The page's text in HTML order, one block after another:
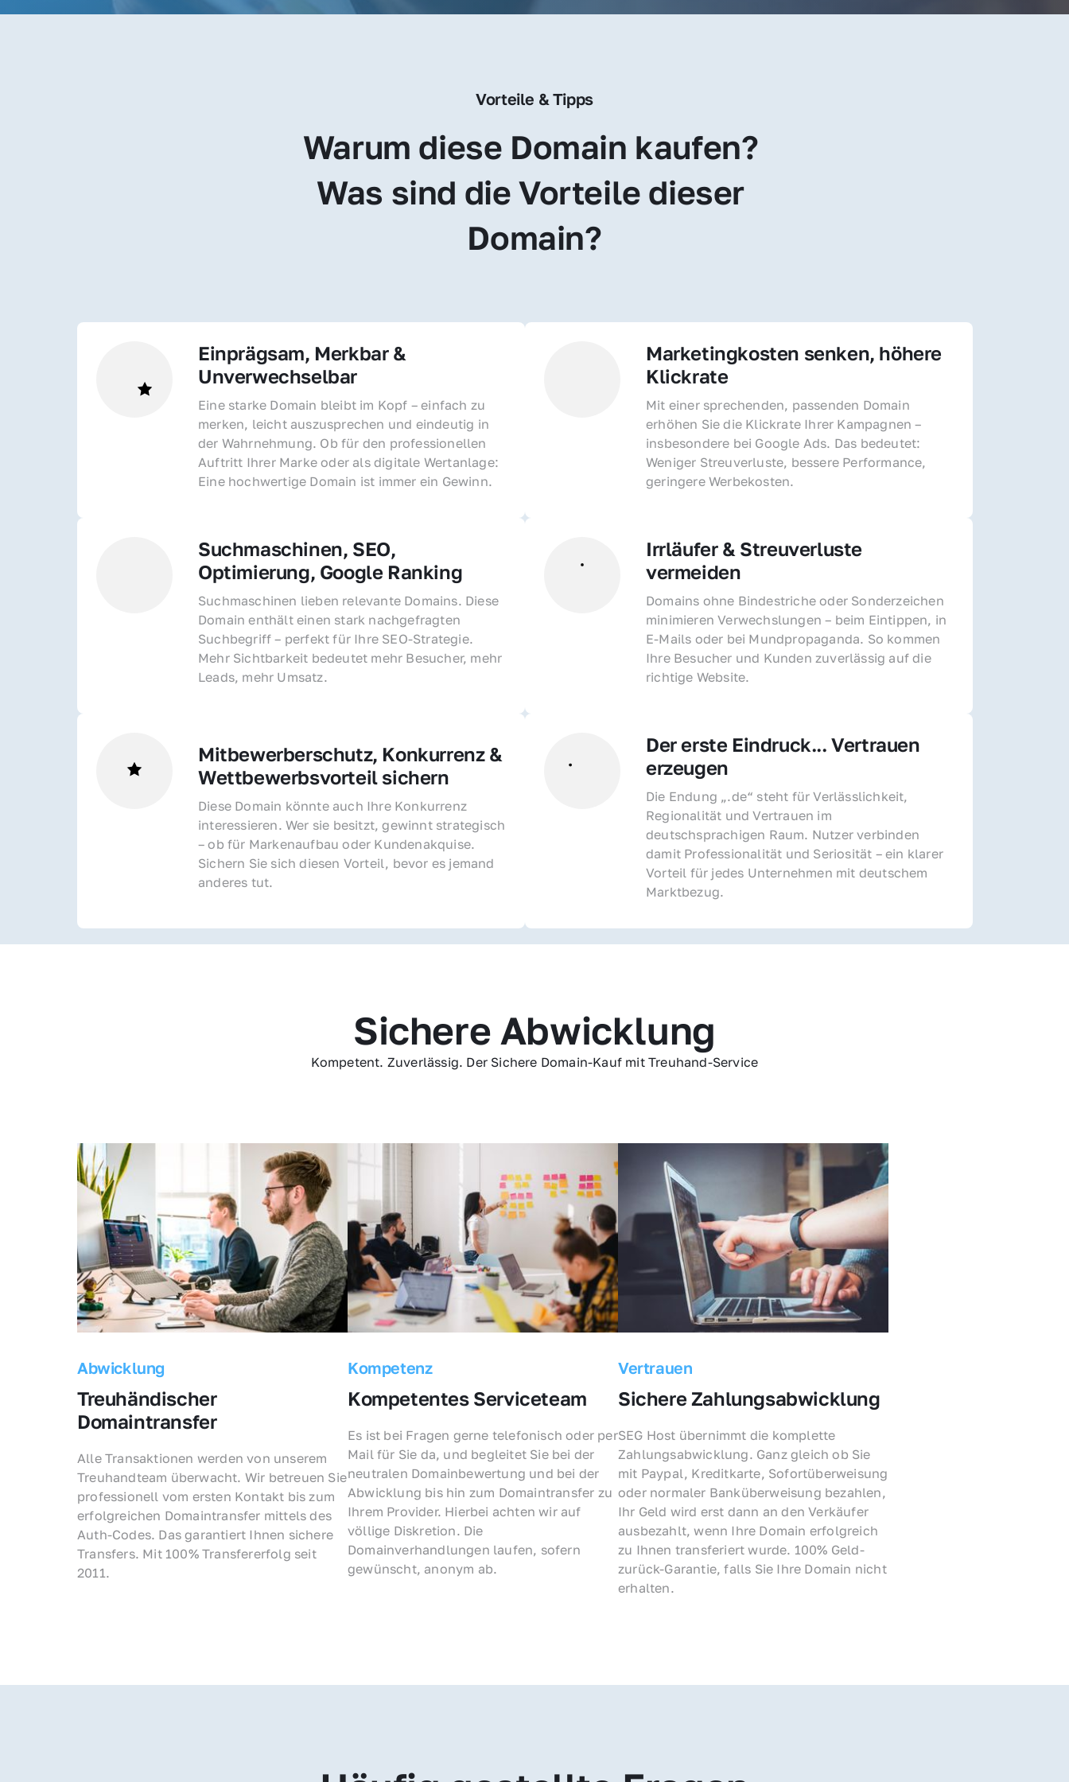
Vorteile & Tipps
Warum diese Domain kaufen?
Was sind die Vorteile dieser
Domain?
Einprägsam, Merkbar &
Unverwechselbar
Eine starke Domain bleibt im Kopf – einfach zu
merken, leicht auszusprechen und eindeutig in
der Wahrnehmung. Ob für den professionellen
Auftritt Ihrer Marke oder als digitale Wertanlage:
Eine hochwertige Domain ist immer ein Gewinn.
Marketingkosten senken, höhere
Klickrate
Mit einer sprechenden, passenden Domain
erhöhen Sie die Klickrate Ihrer Kampagnen –
insbesondere bei Google Ads. Das bedeutet:
Weniger Streuverluste, bessere Performance,
geringere Werbekosten.
Suchmaschinen, SEO,
Optimierung, Google Ranking
Suchmaschinen lieben relevante Domains. Diese
Domain enthält einen stark nachgefragten
Suchbegriff – perfekt für Ihre SEO-Strategie.
Mehr Sichtbarkeit bedeutet mehr Besucher, mehr
Leads, mehr Umsatz.
Irrläufer & Streuverluste
vermeiden
Domains ohne Bindestriche oder Sonderzeichen
minimieren Verwechslungen – beim Eintippen, in
E-Mails oder bei Mundpropaganda. So kommen
Ihre Besucher und Kunden zuverlässig auf die
richtige Website.
Mitbewerberschutz, Konkurrenz &
Wettbewerbsvorteil sichern
Diese Domain könnte auch Ihre Konkurrenz
interessieren. Wer sie besitzt, gewinnt strategisch
– ob für Markenaufbau oder Kundenakquise.
Sichern Sie sich diesen Vorteil, bevor es jemand
anderes tut.
Der erste Eindruck... Vertrauen
erzeugen
Die Endung „.de“ steht für Verlässlichkeit,
Regionalität und Vertrauen im
deutschsprachigen Raum. Nutzer verbinden
damit Professionalität und Seriosität – ein klarer
Vorteil für jedes Unternehmen mit deutschem
Marktbezug.
Sichere Abwicklung
Kompetent. Zuverlässig. Der Sichere Domain-Kauf mit Treuhand-Service
Abwicklung
Treuhändischer
Domaintransfer
Alle Transaktionen werden von unserem
Treuhandteam überwacht. Wir betreuen Sie
professionell vom ersten Kontakt bis zum
erfolgreichen Domaintransfer mittels des
Auth-Codes. Das garantiert Ihnen sichere
Transfers. Mit 100% Transfererfolg seit
2011.
Kompetenz
Kompetentes Serviceteam
Es ist bei Fragen gerne telefonisch oder per
Mail für Sie da, und begleitet Sie bei der
neutralen Domainbewertung und bei der
Abwicklung bis hin zum Domaintransfer zu
Ihrem Provider. Hierbei achten wir auf
völlige Diskretion. Die
Domainverhandlungen laufen, sofern
gewünscht, anonym ab.
Vertrauen
Sichere Zahlungsabwicklung
SEG Host übernimmt die komplette
Zahlungsabwicklung. Ganz gleich ob Sie
mit Paypal, Kreditkarte, Sofortüberweisung
oder normaler Banküberweisung bezahlen,
Ihr Geld wird erst dann an den Verkäufer
ausbezahlt, wenn Ihre Domain erfolgreich
zu Ihnen transferiert wurde. 100% Geld-
zurück-Garantie, falls Sie Ihre Domain nicht
erhalten.